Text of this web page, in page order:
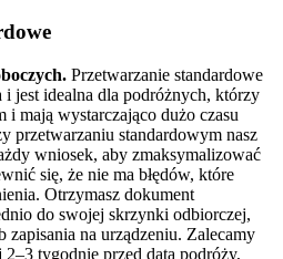
Przetwarzanie standardowe
i jest idealna dla podróżnych, którzy
mają wystarczająco dużo czasu
przetwarzaniu standardowym nasz
wniosek, aby zmaksymalizować
się, że nie ma błędów, które
Otrzymasz dokument
do swojej skrzynki odbiorczej,
na urządzeniu. Zalecamy
tygodnie przed datą podróży,